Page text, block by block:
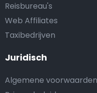
Reisbureau's
Web Affiliates
Taxibedrijven
Juridisch
Algemene voorwaarden